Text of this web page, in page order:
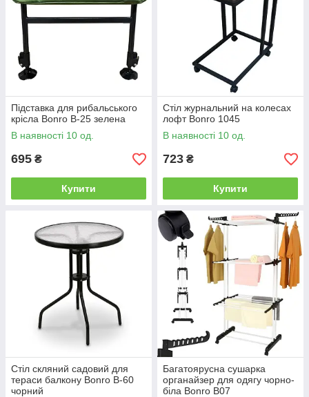
Підставка для рибальського
крісла Bonro B-25 зелена
В наявності 10 од.
695 ₴
Купити
Стіл журнальний на колесах
лофт Bonro 1045
В наявності 10 од.
723 ₴
Купити
Стіл скляний садовий для
тераси балкону Bonro B-60
чорний
Багатоярусна сушарка
органайзер для одягу чорно-
біла Bonro B07